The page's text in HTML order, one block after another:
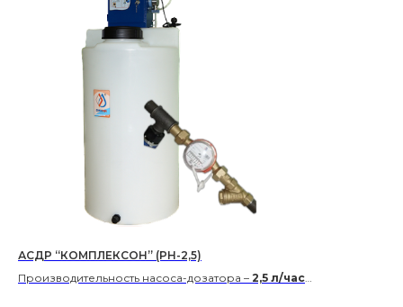
АСДР “КОМПЛЕКСОН” (РН-2,5)
Производительность насоса-дозатора – 2,5 л/час